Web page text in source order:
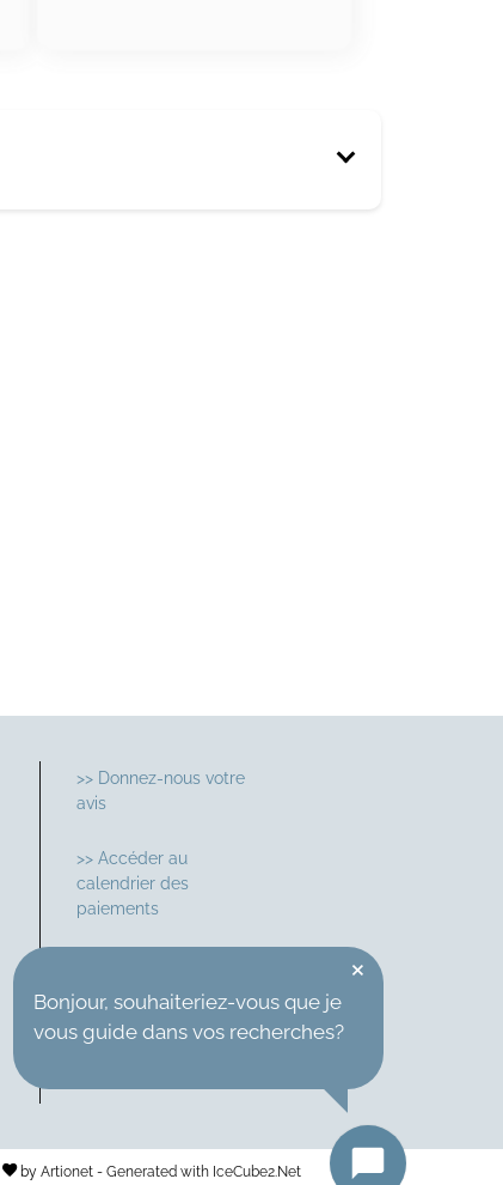
>> Donnez-nous votre
avis
>> Accéder au
calendrier des
paiements
by Artionet- Generated with IceCube2.Net
Bonjour, souhaiteriez-vous que je
vous guide dans vos recherches?
×